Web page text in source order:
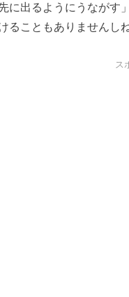
に出るようにうなが
ることもありませんしね
ス